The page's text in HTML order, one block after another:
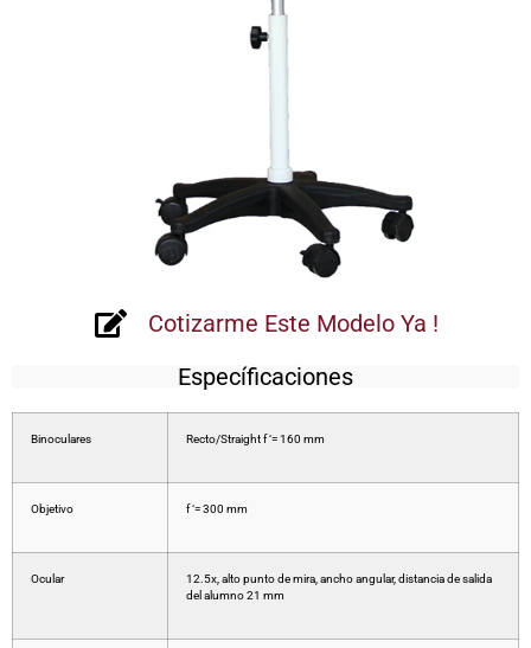
Cotizarme Este Modelo Ya !
Específicaciones
Binoculares Recto/Straight f ‘= 160 mm
Objetivo f ‘= 300 mm
Ocular
12.5x, alto punto de mira, ancho angular, distancia de salida
del alumno 21 mm